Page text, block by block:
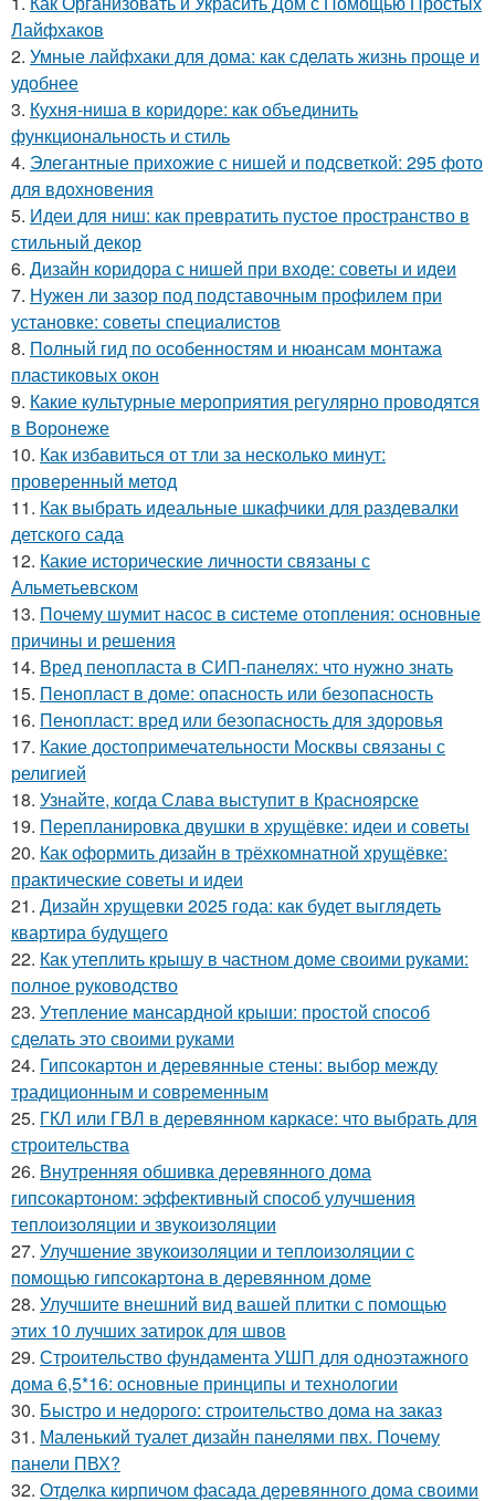
Лайфхаков
2. Умные лайфхаки для дома: как сделать жизнь проще и
удобнее
3. Кухня-ниша в коридоре: как объединить
функциональность и стиль
4. Элегантные прихожие с нишей и подсветкой: 295 фото
для вдохновения
5. Идеи для ниш: как превратить пустое пространство в
стильный декор
6. Дизайн коридора с нишей при входе: советы и идеи
7. Нужен ли зазор под подставочным профилем при
установке: советы специалистов
8. Полный гид по особенностям и нюансам монтажа
пластиковых окон
9. Какие культурные мероприятия регулярно проводятся
в Воронеже
10. Как избавиться от тли за несколько минут:
проверенный метод
11. Как выбрать идеальные шкафчики для раздевалки
детского сада
12. Какие исторические личности связаны с
Альметьевском
13. Почему шумит насос в системе отопления: основные
причины и решения
14. Вред пенопласта в СИП-панелях: что нужно знать
15. Пенопласт в доме: опасность или безопасность
16. Пенопласт: вред или безопасность для здоровья
17. Какие достопримечательности Москвы связаны с
религией
18. Узнайте, когда Слава выступит в Красноярске
19. Перепланировка двушки в хрущёвке: идеи и советы
20. Как оформить дизайн в трёхкомнатной хрущёвке:
практические советы и идеи
21. Дизайн хрущевки 2025 года: как будет выглядеть
квартира будущего
22. Как утеплить крышу в частном доме своими руками:
полное руководство
23. Утепление мансардной крыши: простой способ
сделать это своими руками
24. Гипсокартон и деревянные стены: выбор между
традиционным и современным
25. ГКЛ или ГВЛ в деревянном каркасе: что выбрать для
строительства
26. Внутренняя обшивка деревянного дома
гипсокартоном: эффективный способ улучшения
теплоизоляции и звукоизоляции
27. Улучшение звукоизоляции и теплоизоляции с
помощью гипсокартона в деревянном доме
28. Улучшите внешний вид вашей плитки с помощью
этих 10 лучших затирок для швов
29. Строительство фундамента УШП для одноэтажного
дома 6,5*16: основные принципы и технологии
30. Быстро и недорого: строительство дома на заказ
31. Маленький туалет дизайн панелями пвх. Почему
панели ПВХ?
32. Отделка кирпичом фасада деревянного дома своими